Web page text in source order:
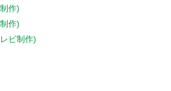
作)
作)
ビ制作)